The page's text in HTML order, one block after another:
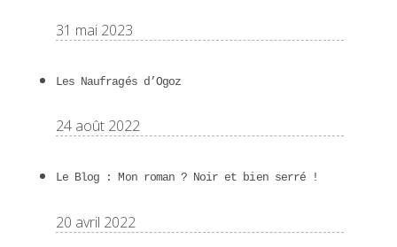
31 mai 2023
Les Naufragés d’Ogoz
24 août 2022
Le Blog : Mon roman ? Noir et bien serré !
20 avril 2022